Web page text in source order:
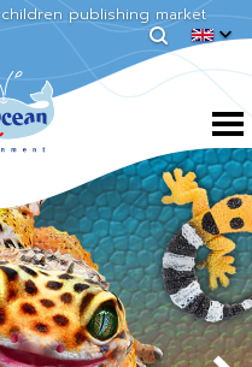
publishing market